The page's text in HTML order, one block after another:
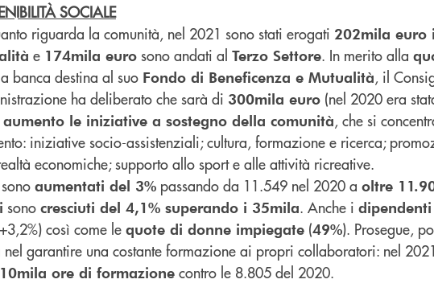
SOCIALE
riguarda la comunità, nel 2021 sono stati erogati 202mila euro
e 174mila euro sono andati al Terzo Settore. In merito alla
banca destina al suo Fondo di Beneficenza e Mutualità, il
ha deliberato che sarà di 300mila euro (nel 2020 era
le iniziative a sostegno della comunità, che si
iniziative socio-assistenziali; cultura, formazione e ricerca;
economiche; supporto allo sport e alle attività ricreative.
sono aumentati del 3% passando da 11.549 nel 2020 a oltre
sono cresciuti del 4,1% superando i 35mila. Anche i dipendenti
così come le quote di donne impiegate (49%). Prosegue,
nel garantire una costante formazione ai propri collaboratori: nel
ore di formazione contro le 8.805 del 2020.